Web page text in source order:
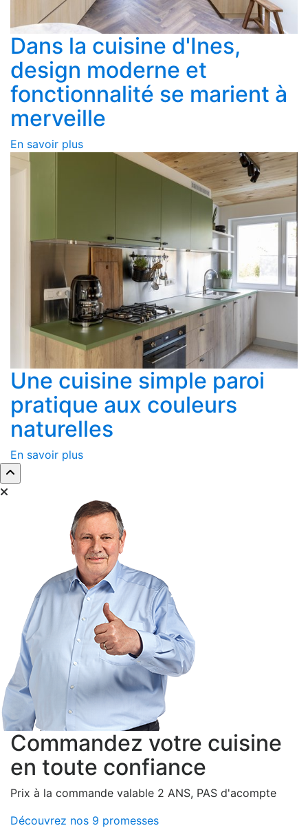
Dans la cuisine d'Ines,
design moderne et
fonctionnalité se marient à
merveille
En savoir plus
Une cuisine simple paroi
pratique aux couleurs
naturelles
En savoir plus
Commandez votre cuisine
en toute confiance
Prix à la commande valable 2 ANS, PAS d'acompte
Découvrez nos 9 promesses